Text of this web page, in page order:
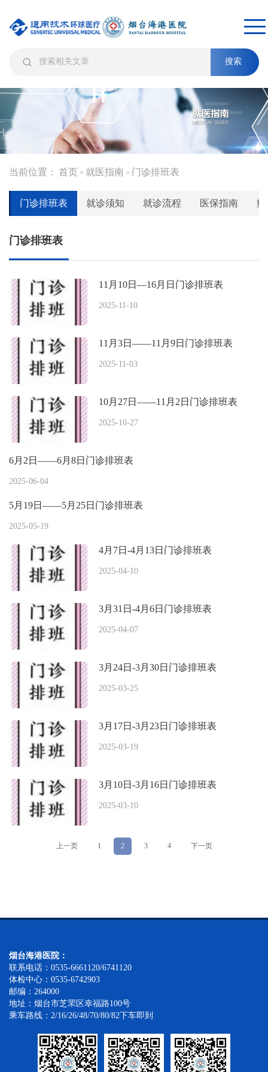
搜索
当前位置： 首页 > 就医指南 > 门诊排班表
门诊排班表 就诊须知 就诊流程 医保指南 病
门诊排班表
11月10日—16月日门诊排班表
2025-11-10
11月3日——11月9日门诊排班表
2025-11-03
10月27日——11月2日门诊排班表
2025-10-27
6月2日——6月8日门诊排班表
2025-06-04
5月19日——5月25日门诊排班表
2025-05-19
4月7日-4月13日门诊排班表
2025-04-10
3月31日-4月6日门诊排班表
2025-04-07
3月24日-3月30日门诊排班表
2025-03-25
3月17日-3月23日门诊排班表
2025-03-19
3月10日-3月16日门诊排班表
2025-03-10
上一页 1 2 3 4 下一页
烟台海港医院：
联系电话：0535-6661120/6741120
体检中心：0535-6742903
邮编：264000
地址：烟台市芝罘区幸福路100号
乘车路线：2/16/26/48/70/80/82下车即到